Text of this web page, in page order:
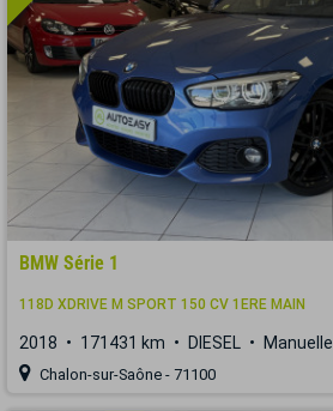
BMW Série 1
118D XDRIVE M SPORT 150 CV 1ERE MAIN
2018 171431 km DIESEL Manuelle
Chalon-sur-Saône - 71100